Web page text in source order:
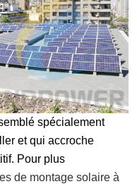
spécialement
et qui accroche
Pour plus
de montage solaire à